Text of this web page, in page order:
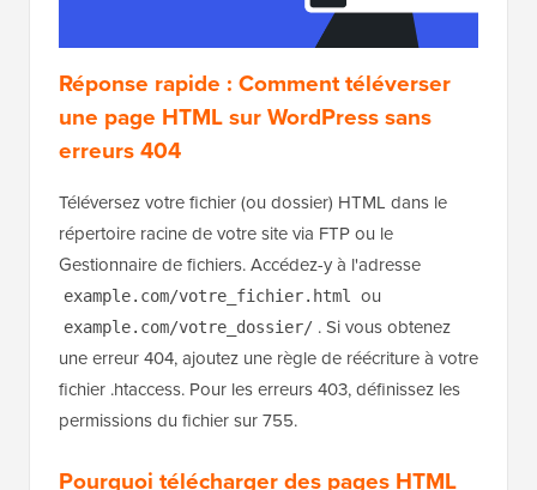
Réponse rapide : Comment téléverser
une page HTML sur WordPress sans
erreurs 404
Téléversez votre fichier (ou dossier) HTML dans le
répertoire racine de votre site via FTP ou le
Gestionnaire de fichiers. Accédez-y à l'adresse
example.com/votre_fichier.html ou
example.com/votre_dossier/ . Si vous obtenez
une erreur 404, ajoutez une règle de réécriture à votre
fichier .htaccess. Pour les erreurs 403, définissez les
permissions du fichier sur 755.
Pourquoi télécharger des pages HTML